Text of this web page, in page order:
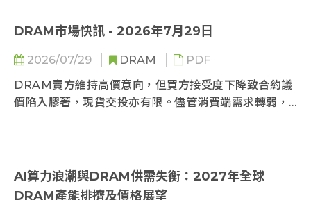
DRAM市場快訊 - 2026年7月29日
2026/07/29 DRAM
PDF
DRAM賣方維持高價意向，但買方接受度下降致合約議
價陷入膠著，現貨交投亦有限。儘管消費端需求轉弱，
AI算力浪潮與DRAM供需失衡：2027年全球
DRAM產能排擠及價格展望